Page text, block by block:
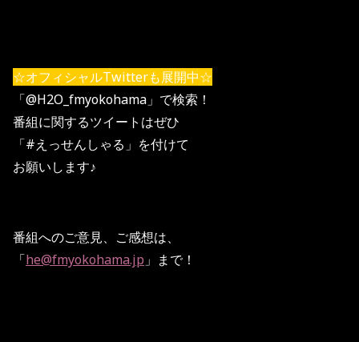
☆オフィシャルTwitterも展開中☆
「@H2O_fmyokohama」で検索！
番組に関するツイートはぜひ
「#えっせんしゃる」を付けて
お願いします♪
番組へのご意見、ご感想は、
「he@fmyokohama.jp 」まで！